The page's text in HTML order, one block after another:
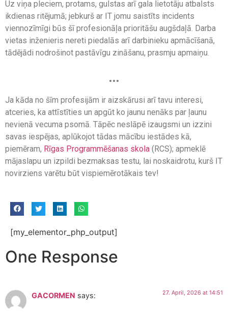
Uz viņa pleciem, protams, gulstas arī gala lietotāju atbalsts
ikdienas ritējumā; jebkurš ar IT jomu saistīts incidents
viennozīmīgi būs šī profesionāļa prioritāšu augšdaļā. Darba
vietas inženieris nereti piedalās arī darbinieku apmācīšanā,
tādējādi nodrošinot pastāvīgu zināšanu, prasmju apmaiņu.
…
Ja kāda no šīm profesijām ir aizskārusi arī tavu interesi,
atceries, ka attīstīties un apgūt ko jaunu nenāks par ļaunu
nevienā vecuma psomā. Tāpēc neslāpē izaugsmi un izzini
savas iespējas, aplūkojot tādas mācību iestādes kā,
piemēram, Rīgas Programmēšanas skola (RCS); apmeklē
mājaslapu un izpildi bezmaksas testu, lai noskaidrotu, kurš IT
novirziens varētu būt vispiemērotākais tev!
[my_elementor_php_output]
One Response
GACORMEN says: 27. April, 2026 at 14:51